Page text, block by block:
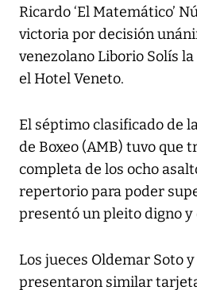
Ricardo ‘El Matemático’
victoria por decisión
venezolano Liborio Solís
el Hotel Veneto.
El séptimo clasificado de
de Boxeo (AMB) tuvo que
completa de los ocho
repertorio para poder
presentó un pleito digno y
Los jueces Oldemar Soto
presentaron similar